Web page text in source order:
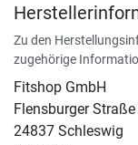
Zu den
zugehörige
Fitshop GmbH
Flensburger
24837 Schleswig